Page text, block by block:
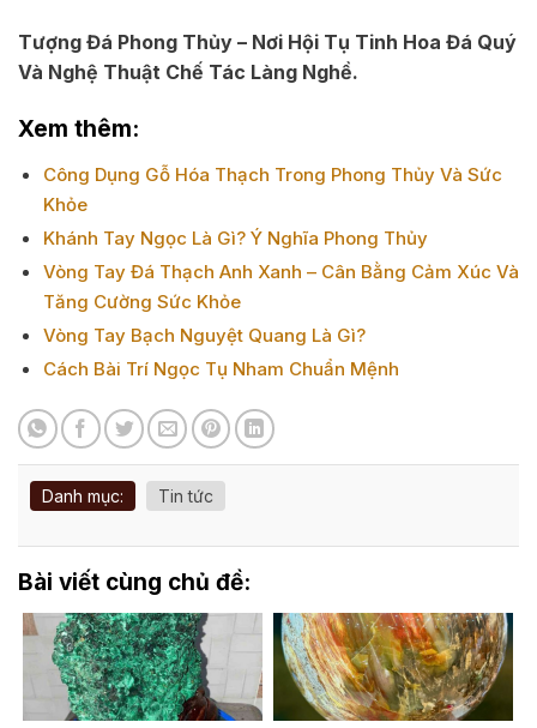
Tượng Đá Phong Thủy – Nơi Hội Tụ Tinh Hoa Đá Quý
Và Nghệ Thuật Chế Tác Làng Nghề.
Xem thêm:
Công Dụng Gỗ Hóa Thạch Trong Phong Thủy Và Sức
Khỏe
Khánh Tay Ngọc Là Gì? Ý Nghĩa Phong Thủy
Vòng Tay Đá Thạch Anh Xanh – Cân Bằng Cảm Xúc Và
Tăng Cường Sức Khỏe
Vòng Tay Bạch Nguyệt Quang Là Gì?
Cách Bài Trí Ngọc Tụ Nham Chuẩn Mệnh
Danh mục: Tin tức
Bài viết cùng chủ đề: